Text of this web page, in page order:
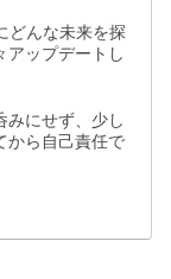
どんな未来を探
アップデートし
みにせず、少し
から自己責任で